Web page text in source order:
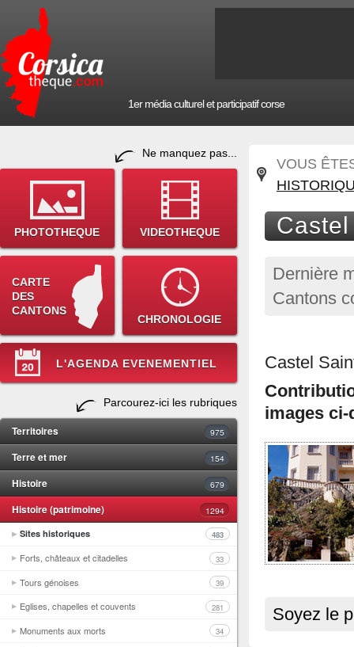
1er média culturel et participatif corse
Ne manquez pas...
PHOTOTHEQUE VIDEOTHEQUE
CARTE
DES
CANTONS
CHRONOLOGIE
L'AGENDA EVENEMENTIEL
Parcourez-ici les rubriques
Territoires 975
Terre et mer 154
Histoire 679
Histoire (patrimoine)
1294
Sites historiques
483
Forts, châteaux et citadelles 33
Tours génoises 39
Eglises, chapelles et couvents 281
Monuments aux morts 34
VOUS
Dernière
Cantons
Castel
images
Soyez le